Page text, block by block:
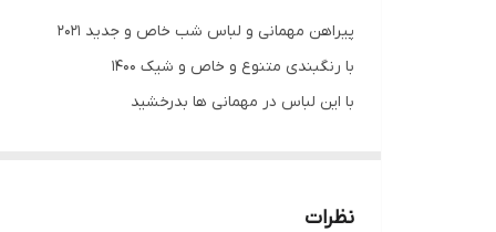
پیراهن مهمانی و لباس شب خاص و جدید ۲۰۲۱
با رنگبندی متنوع و خاص و شیک ۱۴۰۰
با این لباس در مهمانی ها بدرخشید
نظرات